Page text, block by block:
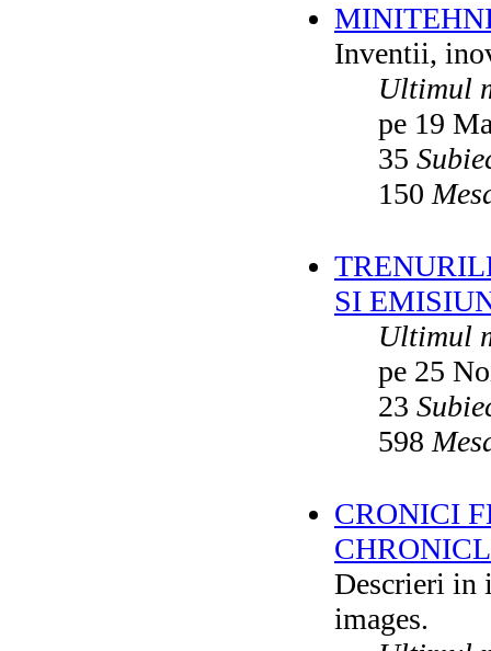
Inventii,
Ultimul
pe 19
35
150
SI
Ultimul
pe 25
23
598
CRONICI
Descrieri in
images.